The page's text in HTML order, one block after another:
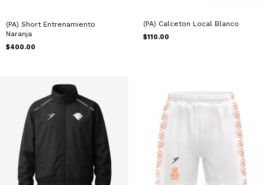
(PA) Short Entrenamiento
Naranja
$400.00
(PA) Calceton Local Blanco
$110.00